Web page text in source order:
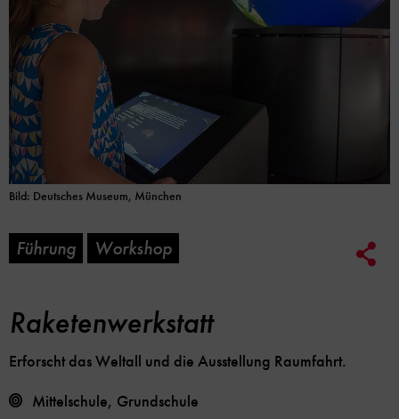
Bild: Deutsches Museum, München
Führung Workshop
Raketenwerkstatt
Erforscht das Weltall und die Ausstellung Raumfahrt.
Mittelschule, Grundschule